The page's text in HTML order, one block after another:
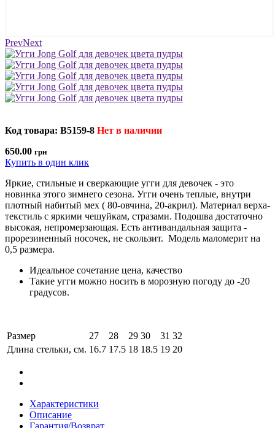
PrevNext
Код товара: B5159-8 Нет в наличии
650.00 грн
Купить в один клик
Яркие, стильные и сверкающие угги для девочек - это
новинка этого зимнего сезона. Угги очень теплые, внутри
плотный набитый мех ( 80-овчина, 20-акрил). Материал верха-
текстиль с яркими чешуйкам, стразами. Подошва достаточно
высокая, непромерзающая. Есть антивандальная защита -
прорезиненный носочек, не скользит. Модель маломерит на
0,5 размера.
Идеальное сочетание цена, качество
Такие угги можно носить в морозную погоду до -20
градусов.
Размер 27 28 29 30 31 32
Длина стельки, см. 16.7 17.5 18 18.5 19 20
Характеристики
Описание
Гарантия/Возврат